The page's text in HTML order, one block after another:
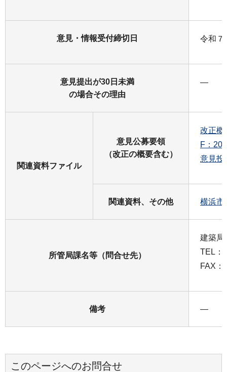
意見・情報受付締切日 令和７
意見提出が30日未満
の場合その理由
―
関連資料ファイル
意見公募要領
（改正の概要含む）
改正概
F：
意見投
関連資料、その他 横浜市
所管局課名等（問合せ先）
建築局
TEL：
FAX：
備考 ―
このページへのお問合せ